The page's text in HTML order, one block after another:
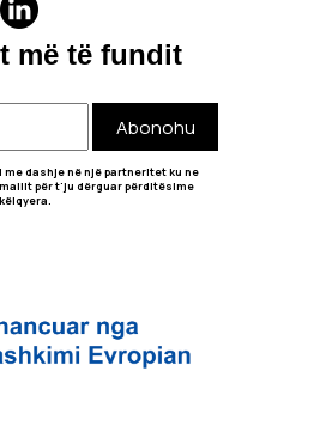
më të fundit
Abonohu
me dashje në një partneritet ku ne
për t'ju dërguar përditësime